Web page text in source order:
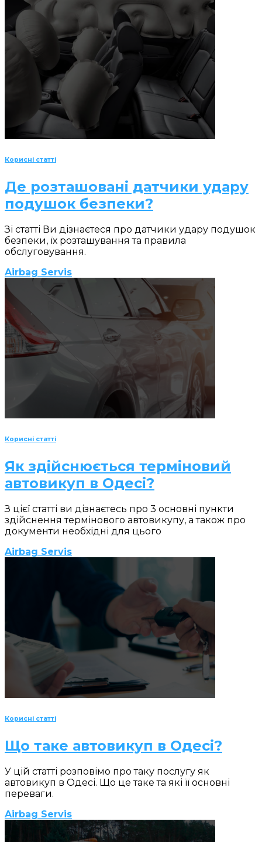
Корисні статті
Де розташовані датчики удару
подушок безпеки?
Зі статті Ви дізнаєтеся про датчики удару подушок
безпеки, їх розташування та правила
обслуговування.
Airbag Servis
Корисні статті
Як здійснюється терміновий
автовикуп в Одесі?
З цієї статті ви дізнаєтесь про 3 основні пункти
здійснення термінового автовикупу, а також про
документи необхідні для цього
Airbag Servis
Корисні статті
Що таке автовикуп в Одесі?
У цій статті розповімо про таку послугу як
автовикуп в Одесі. Що це таке та які її основні
переваги.
Airbag Servis